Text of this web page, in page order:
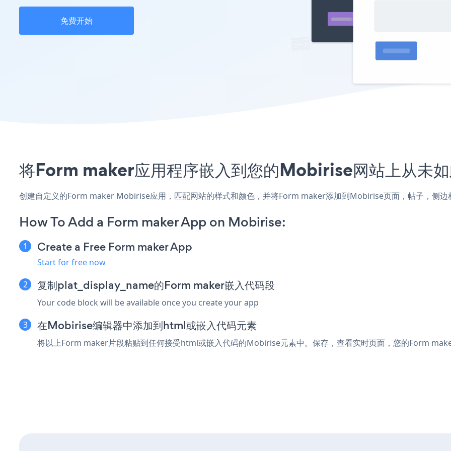
免费开始
将Form maker应用程序嵌入到您的Mobirise网站上从未
创建自定义的Form maker Mobirise应用，匹配网站的样式和颜色，并将Form maker添加到Mobirise页面，帖子，侧边
How To Add a Form maker App on Mobirise:
Create a Free Form maker App
Start for free now
复制plat_display_name的Form maker嵌入代码段
Your code block will be available once you create your app
在Mobirise编辑器中添加到html或嵌入代码元素
将以上Form maker片段粘贴到任何接受html或嵌入代码的Mobirise元素中。保存，查看实时页面，您的Form